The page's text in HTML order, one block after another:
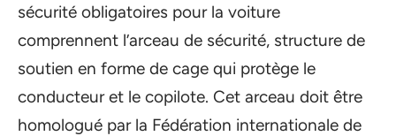
sécurité obligatoires pour la voiture
comprennent l’arceau de sécurité, structure de
soutien en forme de cage qui protège le
conducteur et le copilote. Cet arceau doit être
homologué par la Fédération internationale de